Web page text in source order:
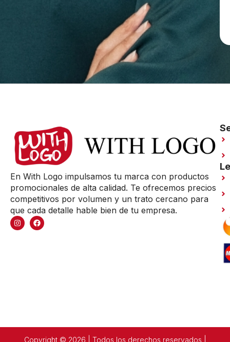
En With Logo impulsamos tu marca con productos
promocionales de alta calidad. Te ofrecemos precios
competitivos por volumen y un trato cercano para
que cada detalle hable bien de tu empresa.
Copyright © 2026 | Todos los derechos reservados |